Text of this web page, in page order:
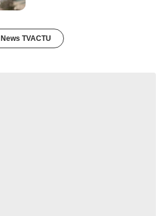
News TVACTU